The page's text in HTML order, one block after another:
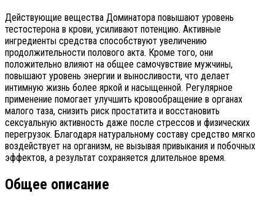
Действующие вещества Доминатора повышают уровень
тестостерона в крови, усиливают потенцию. Активные
ингредиенты средства способствуют увеличению
продолжительности полового акта. Кроме того, они
положительно влияют на общее самочувствие мужчины,
повышают уровень энергии и выносливости, что делает
интимную жизнь более яркой и насыщенной. Регулярное
применение помогает улучшить кровообращение в органах
малого таза, снизить риск простатита и восстановить
сексуальную активность даже после стрессов и физических
перегрузок. Благодаря натуральному составу средство мягко
воздействует на организм, не вызывая привыкания и побочных
эффектов, а результат сохраняется длительное время.
Общее описание